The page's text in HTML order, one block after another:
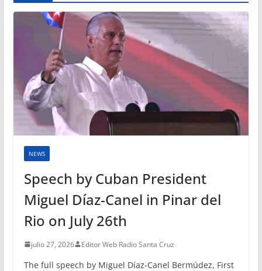
NEWS
Speech by Cuban President
Miguel Díaz-Canel in Pinar del
Rio on July 26th
julio 27, 2026 Editor Web Radio Santa Cruz
The full speech by Miguel Díaz-Canel Bermúdez, First